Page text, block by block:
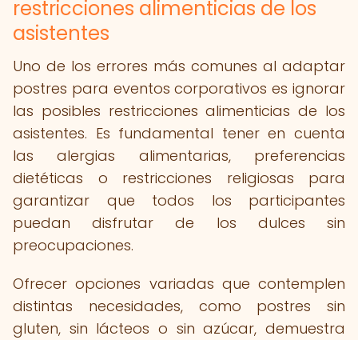
restricciones alimenticias de los
asistentes
Uno de los errores más comunes al adaptar
postres para eventos corporativos es ignorar
las posibles restricciones alimenticias de los
asistentes. Es fundamental tener en cuenta
las alergias alimentarias, preferencias
dietéticas o restricciones religiosas para
garantizar que todos los participantes
puedan disfrutar de los dulces sin
preocupaciones.
Ofrecer opciones variadas que contemplen
distintas necesidades, como postres sin
gluten, sin lácteos o sin azúcar, demuestra